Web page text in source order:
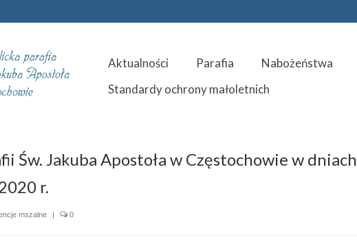
Aktualności Parafia Nabożeństwa
Standardy ochrony małoletnich
Św. Jakuba Apostoła w Częstochowie w dniach
r.
mszalne 0